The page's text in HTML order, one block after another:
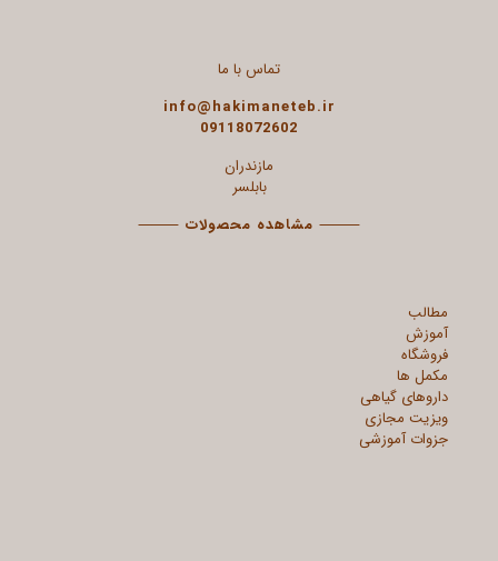
تماس با ما
info@hakimaneteb.ir
09118072602
مازندران
بابلسر
⸻ مشاهده محصولات ⸻
مطالب
آموزش
فروشگاه
مکمل ها
داروهای گیاهی
ویزیت مجازی
جزوات آموزشی